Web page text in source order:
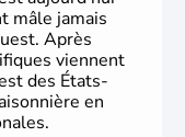
mâle jamais
Après
viennent
des États-
en